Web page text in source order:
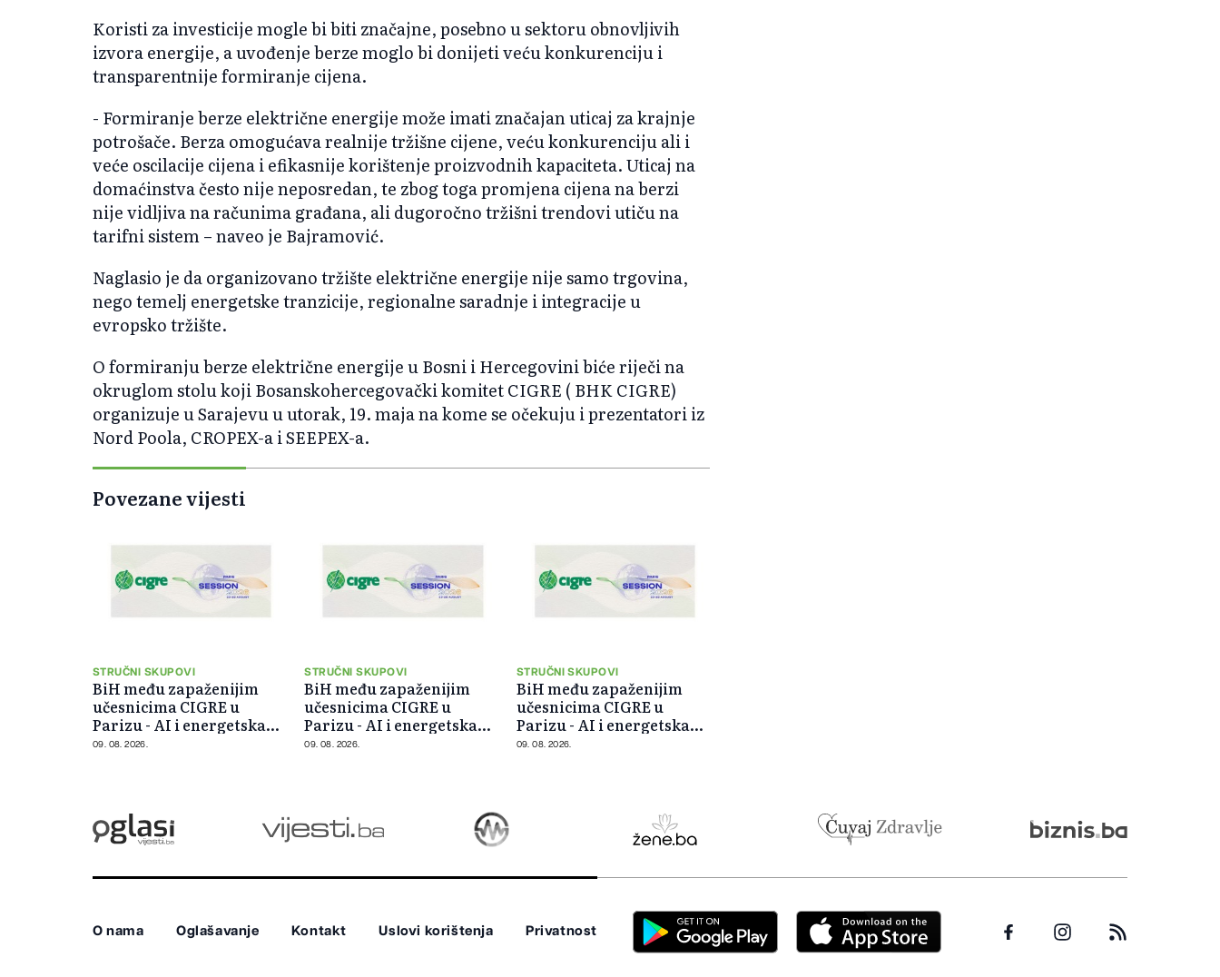
Koristi za investicije mogle bi biti značajne, posebno u sektoru obnovljivih
izvora energije, a uvođenje berze moglo bi donijeti veću konkurenciju i
transparentnije formiranje cijena.
- Formiranje berze električne energije može imati značajan uticaj za krajnje
potrošače. Berza omogućava realnije tržišne cijene, veću konkurenciju ali i
veće oscilacije cijena i efikasnije korištenje proizvodnih kapaciteta. Uticaj na
domaćinstva često nije neposredan, te zbog toga promjena cijena na berzi
nije vidljiva na računima građana, ali dugoročno tržišni trendovi utiču na
tarifni sistem – naveo je Bajramović.
Naglasio je da organizovano tržište električne energije nije samo trgovina,
nego temelj energetske tranzicije, regionalne saradnje i integracije u
evropsko tržište.
O formiranju berze električne energije u Bosni i Hercegovini biće riječi na
okruglom stolu koji Bosanskohercegovački komitet CIGRE ( BHK CIGRE)
organizuje u Sarajevu u utorak, 19. maja na kome se očekuju i prezentatori iz
Nord Poola, CROPEX-a i SEEPEX-a.
Povezane vijesti
STRUČNI SKUPOVI
BiH među zapaženijim
učesnicima CIGRE u
Parizu - AI i energetska
tranzicija u fokusu
09. 08. 2026.
STRUČNI SKUPOVI
BiH među zapaženijim
učesnicima CIGRE u
Parizu - AI i energetska
tranzicija u fokusu
09. 08. 2026.
STRUČNI SKUPOVI
BiH među zapaženijim
učesnicima CIGRE u
Parizu - AI i energetska
tranzicija u fokusu
09. 08. 2026.
O nama Oglašavanje Kontakt Uslovi korištenja Privatnost